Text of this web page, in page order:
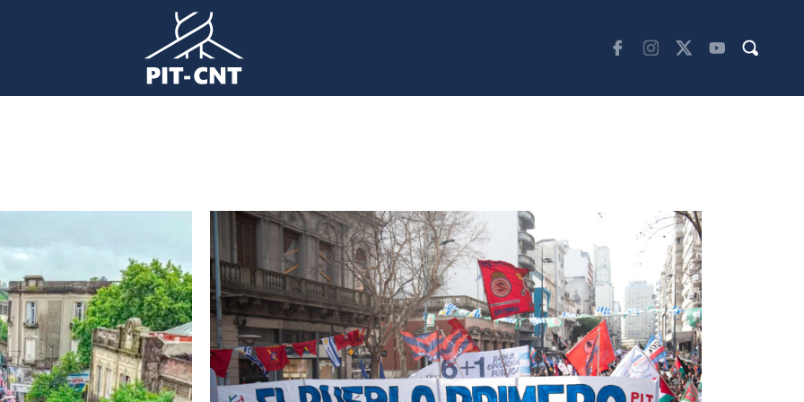
Imagen